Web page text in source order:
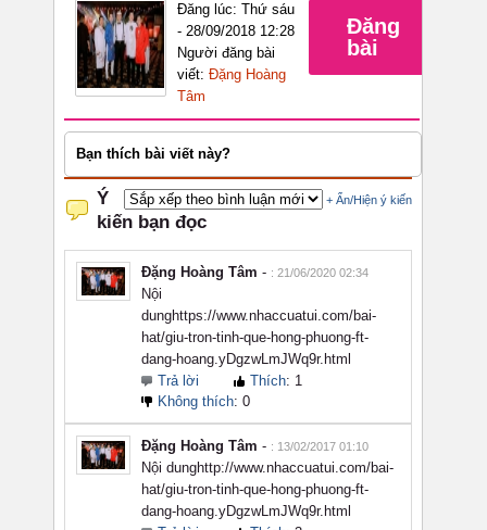
Đăng lúc: Thứ sáu
- 28/09/2018 12:28
Người đăng bài
viết: Đặng Hoàng
Tâm
Đăng
bài
Bạn thích bài viết này?